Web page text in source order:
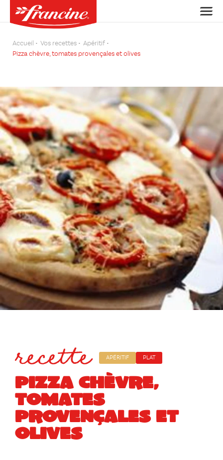
Accueil Vos recettes
Apéritif
Pizza chèvre, tomates provençales et olives
recette APÉRITIF PLAT
PIZZA CHÈVRE,
TOMATES
PROVENÇALES ET
OLIVES